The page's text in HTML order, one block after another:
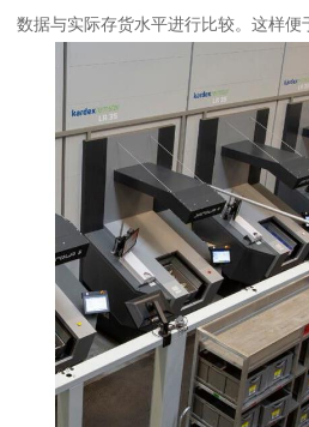
数据与实际存货水平进行比较。这样便